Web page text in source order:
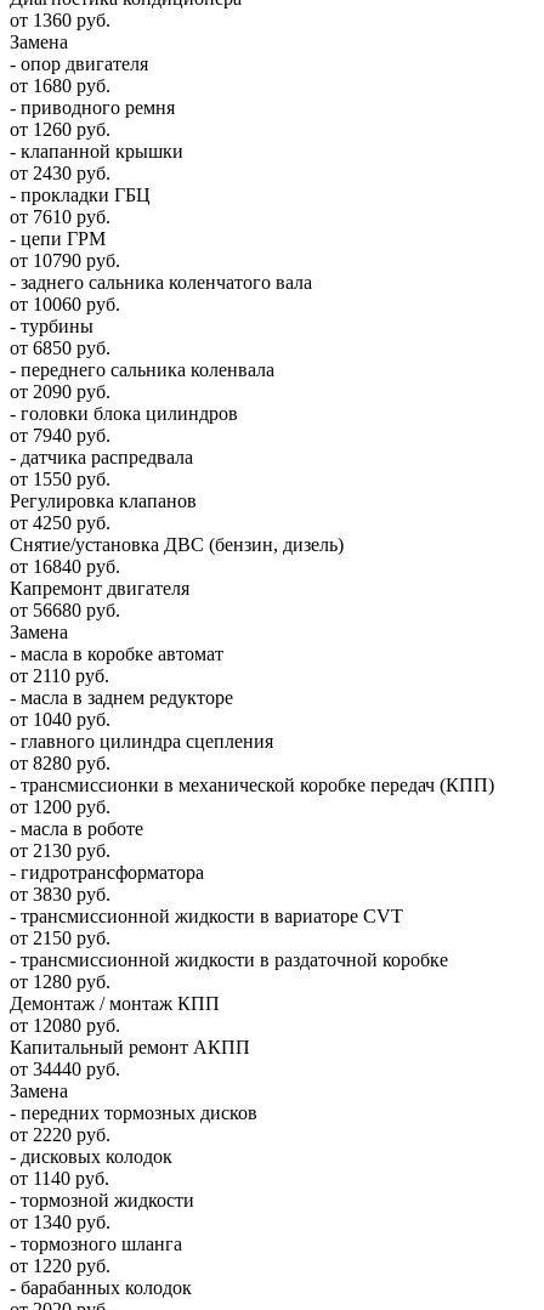
от 1360 руб.
Замена
- опор двигателя
от 1680 руб.
- приводного ремня
от 1260 руб.
- клапанной крышки
от 2430 руб.
- прокладки ГБЦ
от 7610 руб.
- цепи ГРМ
от 10790 руб.
- заднего сальника коленчатого вала
от 10060 руб.
- турбины
от 6850 руб.
- переднего сальника коленвала
от 2090 руб.
- головки блока цилиндров
от 7940 руб.
- датчика распредвала
от 1550 руб.
Регулировка клапанов
от 4250 руб.
Снятие/установка ДВС (бензин, дизель)
от 16840 руб.
Капремонт двигателя
от 56680 руб.
Замена
- масла в коробке автомат
от 2110 руб.
- масла в заднем редукторе
от 1040 руб.
- главного цилиндра сцепления
от 8280 руб.
- трансмиссионки в механической коробке передач (КПП)
от 1200 руб.
- масла в роботе
от 2130 руб.
- гидротрансформатора
от 3830 руб.
- трансмиссионной жидкости в вариаторе CVT
от 2150 руб.
- трансмиссионной жидкости в раздаточной коробке
от 1280 руб.
Демонтаж / монтаж КПП
от 12080 руб.
Капитальный ремонт АКПП
от 34440 руб.
Замена
- передних тормозных дисков
от 2220 руб.
- дисковых колодок
от 1140 руб.
- тормозной жидкости
от 1340 руб.
- тормозного шланга
от 1220 руб.
- барабанных колодок